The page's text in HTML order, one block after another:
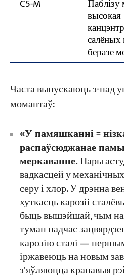
C5-M Паблізу
высокая
салёных
беразе
Часта выпускаюць з-пад
момантаў:
«У памяшканні =
распаўсюджанае
меркаванне.Пары
вадкасцей у
серу і хлор. У дрэнна
хуткасць карозіі
быць вышэйшай, чым
туман падчас
карозію сталі —
іржавеюць на новым
з'яўляюцца кранавыя